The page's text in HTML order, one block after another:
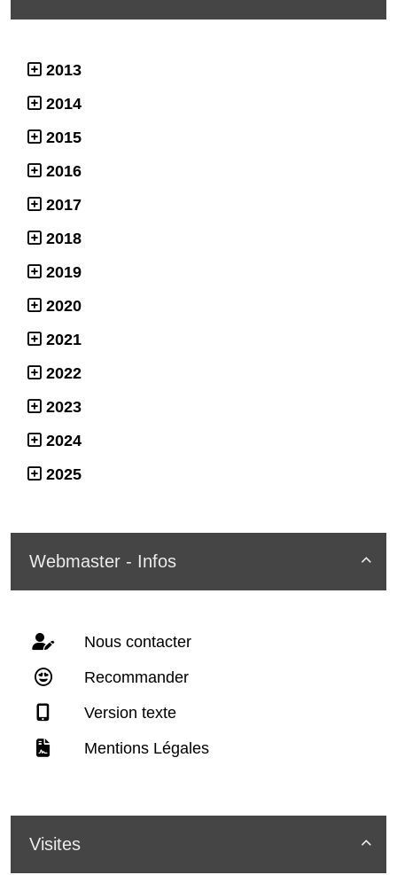
2013
2014
2015
2016
2017
2018
2019
2020
2021
2022
2023
2024
2025

Webmaster - Infos
Nous contacter
Recommander
Version texte
Mentions Légales

Visites